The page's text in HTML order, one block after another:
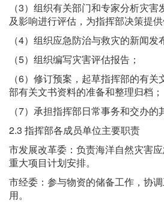
（3）组织有关部门和专家分析灾
及影响进行评估，为指挥部决策提供
（4）组织应急防治与救灾的新闻发
（5）组织编写灾害评估报告；
（6）修订预案，起草指挥部的有
部有关文书资料的准备和整理归档；
（7）承担指挥部日常事务和交办的
2.3 指挥部各成员单位主要职责
市发展改革委：负责海洋自然灾害
重大项目计划安排。
市经委：参与物资的储备工作，协
用。